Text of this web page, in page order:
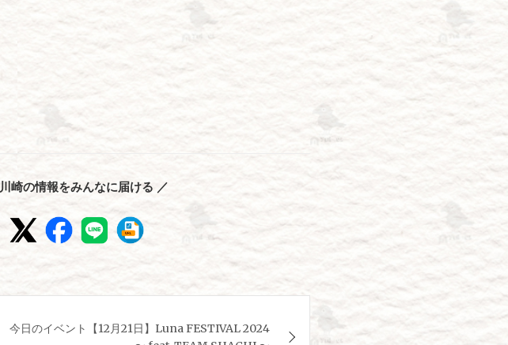
崎の情報をみんなに届ける ／
今日のイベント【12月21日】Luna FESTIVAL 2024